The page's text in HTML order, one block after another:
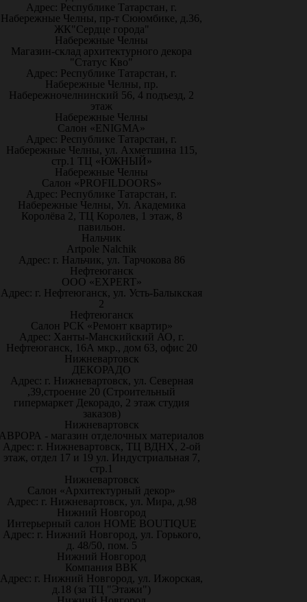
Адрес: Республике Татарстан, г.
Набережные Челны, пр-т Сююмбике, д.36,
ЖК"Сердце города"
Набережные Челны
Магазин-склад архитектурного декора
"Статус Кво"
Адрес: Республике Татарстан, г.
Набережные Челны, пр.
Набережночелнинский 56, 4 подъезд, 2
этаж
Набережные Челны
Салон «ENIGMA»
Адрес: Республике Татарстан, г.
Набережные Челны, ул. Ахметшина 115,
стр.1 ТЦ «ЮЖНЫЙ»
Набережные Челны
Салон «PROFILDOORS»
Адрес: Республике Татарстан, г.
Набережные Челны, Ул. Академика
Королёва 2, ТЦ Королев, 1 этаж, 8
павильон.
Нальчик
Artpole Nalchik
Адрес: г. Нальчик, ул. Тарчокова 86
Нефтеюганск
ООО «EXPERT»
Адрес: г. Нефтеюганск, ул. Усть-Балыкская
2
Нефтеюганск
Салон РСК «Ремонт квартир»
Адрес: Ханты-Манскийский АО, г.
Нефтеюганск, 16А мкр., дом 63, офис 20
Нижневартовск
ДЕКОРАДО
Адрес: г. Нижневартовск, ул. Северная
,39,строение 20 (Строительный
гипермаркет Декорадо, 2 этаж студия
заказов)
Нижневартовск
- магазин отделочных материалов
Адрес: г. Нижневартовск, ТЦ ВДНХ, 2-ой
этаж, отдел 17 и 19 ул. Индустриальная 7,
стр.1
Нижневартовск
Салон «Архитектурный декор»
Адрес: г. Нижневартовск, ул. Мира, д.98
Нижний Новгород
Интерьерный салон HOME BOUTIQUE
Адрес: г. Нижний Новгород, ул. Горького,
д. 48/50, пом. 5
Нижний Новгород
Компания ВВК
Адрес: г. Нижний Новгород, ул. Ижорская,
д.18 (за ТЦ "Этажи")